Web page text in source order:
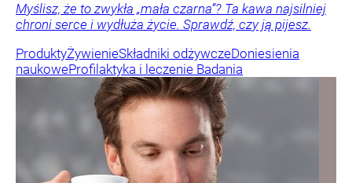
Myślisz, że to zwykła „mała czarna”? Ta kawa najsilniej
chroni serce i wydłuża życie. Sprawdź, czy ją pijesz.
ProduktyŻywienieSkładniki odżywczeDoniesienia
naukoweProfilaktyka i leczenie Badania